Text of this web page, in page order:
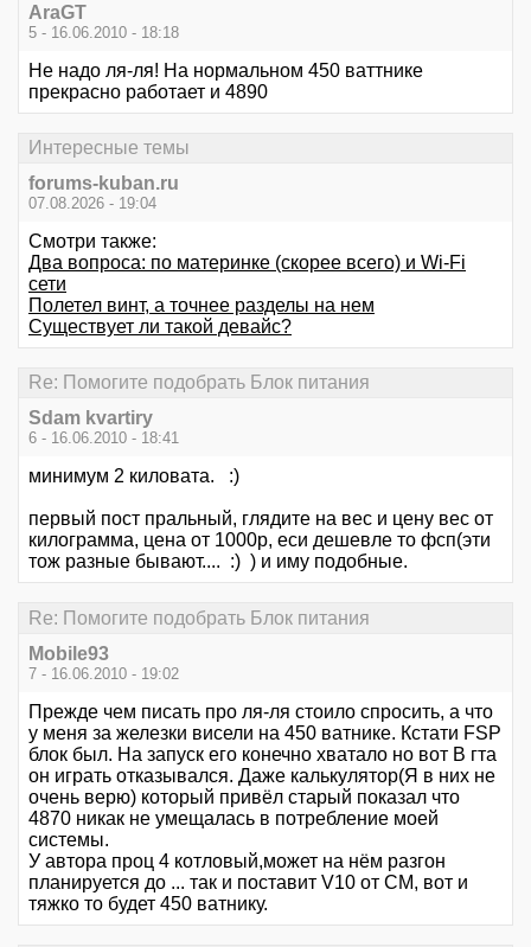
AraGT
5 - 16.06.2010 - 18:18
Не надо ля-ля! На нормальном 450 ваттнике
прекрасно работает и 4890
Интересные темы
forums-kuban.ru
07.08.2026 - 19:04
Смотри также:
Два вопроса: по материнке (скорее всего) и Wi-Fi
сети
Полетел винт, а точнее разделы на нем
Существует ли такой девайс?
Re: Помогите подобрать Блок питания
Sdam kvartiry
6 - 16.06.2010 - 18:41
минимум 2 киловата. :)
первый пост пральный, глядите на вес и цену вес от
килограмма, цена от 1000р, еси дешевле то фсп(эти
тож разные бывают.... :) ) и иму подобные.
Re: Помогите подобрать Блок питания
Mobile93
7 - 16.06.2010 - 19:02
Прежде чем писать про ля-ля стоило спросить, а что
у меня за железки висели на 450 ватнике. Кстати FSP
блок был. На запуск его конечно хватало но вот В гта
он играть отказывался. Даже калькулятор(Я в них не
очень верю) который привёл старый показал что
4870 никак не умещалась в потребление моей
системы.
У автора проц 4 котловый,может на нём разгон
планируется до ... так и поставит V10 от СМ, вот и
тяжко то будет 450 ватнику.